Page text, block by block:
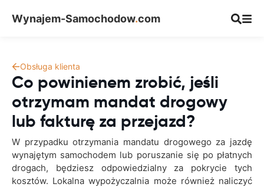
Wynajem-Samochodow.com
Obsługa klienta
Co powinienem zrobić, jeśli
otrzymam mandat drogowy
lub fakturę za przejazd?
W przypadku otrzymania mandatu drogowego za jazdę
wynajętym samochodem lub poruszanie się po płatnych
drogach, będziesz odpowiedzialny za pokrycie tych
kosztów. Lokalna wypożyczalnia może również naliczyć